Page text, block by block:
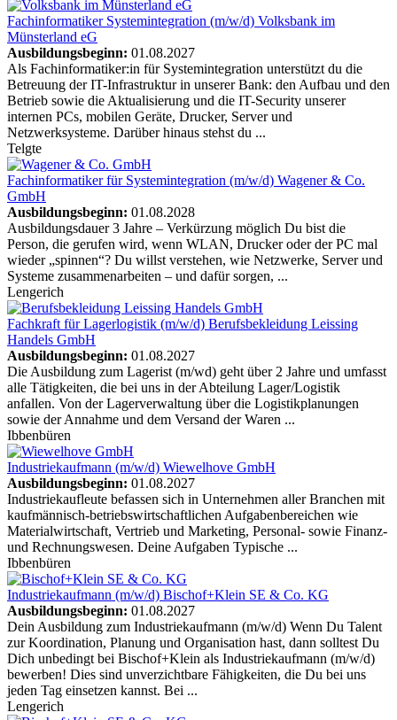
Fachinformatiker Systemintegration (m/w/d) Volksbank im
Münsterland eG
Ausbildungsbeginn: 01.08.2027
Als Fachinformatiker:in für Systemintegration unterstützt du die
Betreuung der IT-Infrastruktur in unserer Bank: den Aufbau und den
Betrieb sowie die Aktualisierung und die IT-Security unserer
internen PCs, mobilen Geräte, Drucker, Server und
Netzwerksysteme. Darüber hinaus stehst du ...
Telgte
Fachinformatiker für Systemintegration (m/w/d) Wagener & Co.
GmbH
Ausbildungsbeginn: 01.08.2028
Ausbildungsdauer 3 Jahre – Verkürzung möglich Du bist die
Person, die gerufen wird, wenn WLAN, Drucker oder der PC mal
wieder „spinnen“? Du willst verstehen, wie Netzwerke, Server und
Systeme zusammenarbeiten – und dafür sorgen, ...
Lengerich
Fachkraft für Lagerlogistik (m/w/d) Berufsbekleidung Leissing
Handels GmbH
Ausbildungsbeginn: 01.08.2027
Die Ausbildung zum Lagerist (m/wd) geht über 2 Jahre und umfasst
alle Tätigkeiten, die bei uns in der Abteilung Lager/Logistik
anfallen. Von der Lagerverwaltung über die Logistikplanungen
sowie der Annahme und dem Versand der Waren ...
Ibbenbüren
Industriekaufmann (m/w/d) Wiewelhove GmbH
Ausbildungsbeginn: 01.08.2027
Industriekaufleute befassen sich in Unternehmen aller Branchen mit
kaufmännisch-betriebswirtschaftlichen Aufgabenbereichen wie
Materialwirtschaft, Vertrieb und Marketing, Personal- sowie Finanz-
und Rechnungswesen. Deine Aufgaben Typische ...
Ibbenbüren
Industriekaufmann (m/w/d) Bischof+Klein SE & Co. KG
Ausbildungsbeginn: 01.08.2027
Dein Ausbildung zum Industriekaufmann (m/w/d) Wenn Du Talent
zur Koordination, Planung und Organisation hast, dann solltest Du
Dich unbedingt bei Bischof+Klein als Industriekaufmann (m/w/d)
bewerben! Dies sind unverzichtbare Fähigkeiten, die Du bei uns
jeden Tag einsetzen kannst. Bei ...
Lengerich